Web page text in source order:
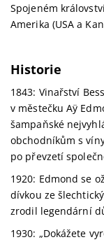
Spojeném
Amerika (USA a
Historie
1843: Vinařství
v městečku Aÿ
šampaňské
obchodníkům s
po převzetí
1920: Edmond se
dívkou ze
zrodil legendární
1930: „Dokážete